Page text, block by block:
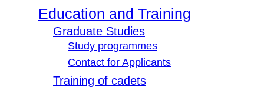
Education and Training
Graduate Studies
Study programmes
Contact for Applicants
Training of cadets